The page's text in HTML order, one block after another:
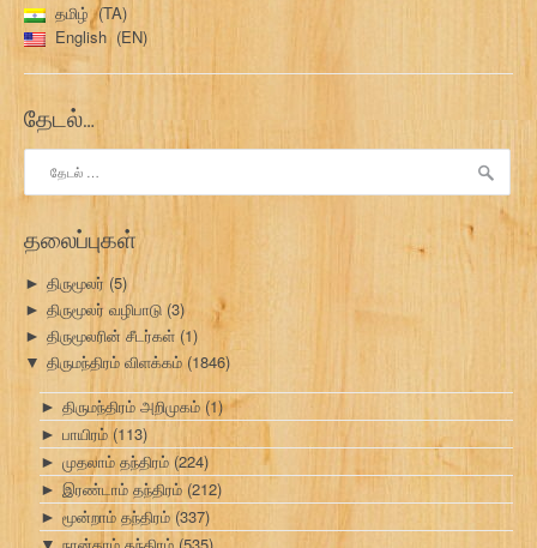
தமிழ்
TA
English
EN
தேடல்…
தேடு:
தலைப்புகள்
► திருமூலர்(5)
► திருமூலர் வழிபாடு (3)
► திருமூலரின் சீடர்கள் (1)
▼ திருமந்திரம் விளக்கம் (1846)
► திருமந்திரம் அறிமுகம் (1)
► பாயிரம் (113)
► முதலாம் தந்திரம் (224)
► இரண்டாம் தந்திரம் (212)
► மூன்றாம் தந்திரம் (337)
▼